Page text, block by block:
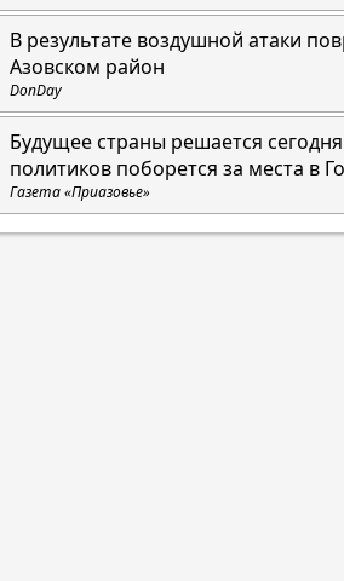
В результате воздушной атаки
Азовском район
DonDay
Будущее страны решается
политиков поборется за места в
Газета «Приазовье»